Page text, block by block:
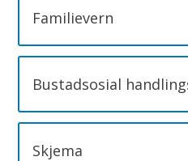
Familievern
Bustadsosial
Skjema